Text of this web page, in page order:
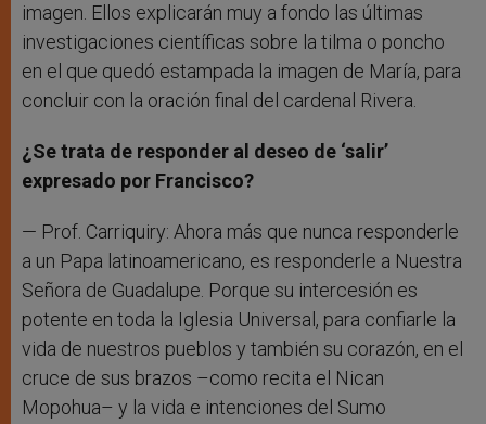
imagen. Ellos explicarán muy a fondo las últimas
investigaciones científicas sobre la tilma o poncho
en el que quedó estampada la imagen de María, para
concluir con la oración final del cardenal Rivera.
¿Se trata de responder al deseo de ‘salir’
expresado por Francisco?
— Prof. Carriquiry: Ahora más que nunca responderle
a un Papa latinoamericano, es responderle a Nuestra
Señora de Guadalupe. Porque su intercesión es
potente en toda la Iglesia Universal, para confiarle la
vida de nuestros pueblos y también su corazón, en el
cruce de sus brazos –como recita el Nican
Mopohua– y la vida e intenciones del Sumo